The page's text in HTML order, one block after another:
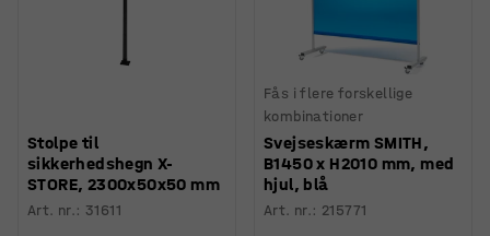
Stolpe til
sikkerhedshegn X-
STORE, 2300x50x50 mm
Art. nr.: 31611
Fås i flere forskellige
kombinationer
Svejseskærm SMITH,
B1450 x H2010 mm, med
hjul, blå
Art. nr.: 215771